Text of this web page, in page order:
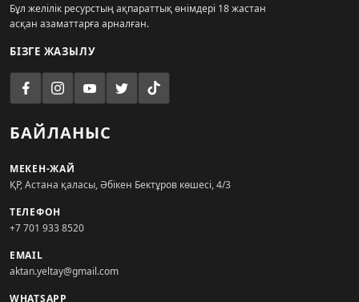
Бұл желілік ресурстың ақпараттық өнімдері 18 жастан
асқан азаматтарға арналған.
БІЗГЕ ЖАЗЫЛУ
БАЙЛАНЫС
МЕКЕН-ЖАЙ
ҚР, Астана қаласы, Әбікен Бектұров көшесі, 4/3
ТЕЛЕФОН
+7 701 933 8520
EMAIL
aktan.yeltay@gmail.com
WHATSAPP